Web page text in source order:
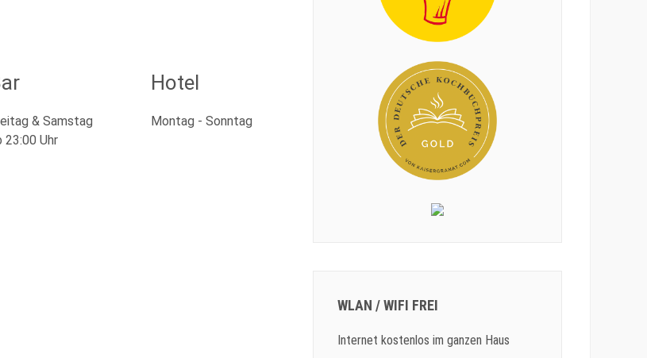
& Samstag
23:00 Uhr
Hotel
Montag - Sonntag
WLAN / WIFI FREI
Internet kostenlos im ganzen Haus